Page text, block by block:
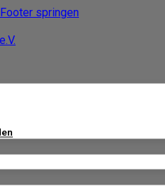
springen